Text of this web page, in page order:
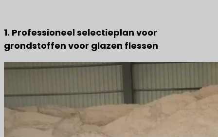
1. Professioneel selectieplan voor
grondstoffen voor glazen flessen